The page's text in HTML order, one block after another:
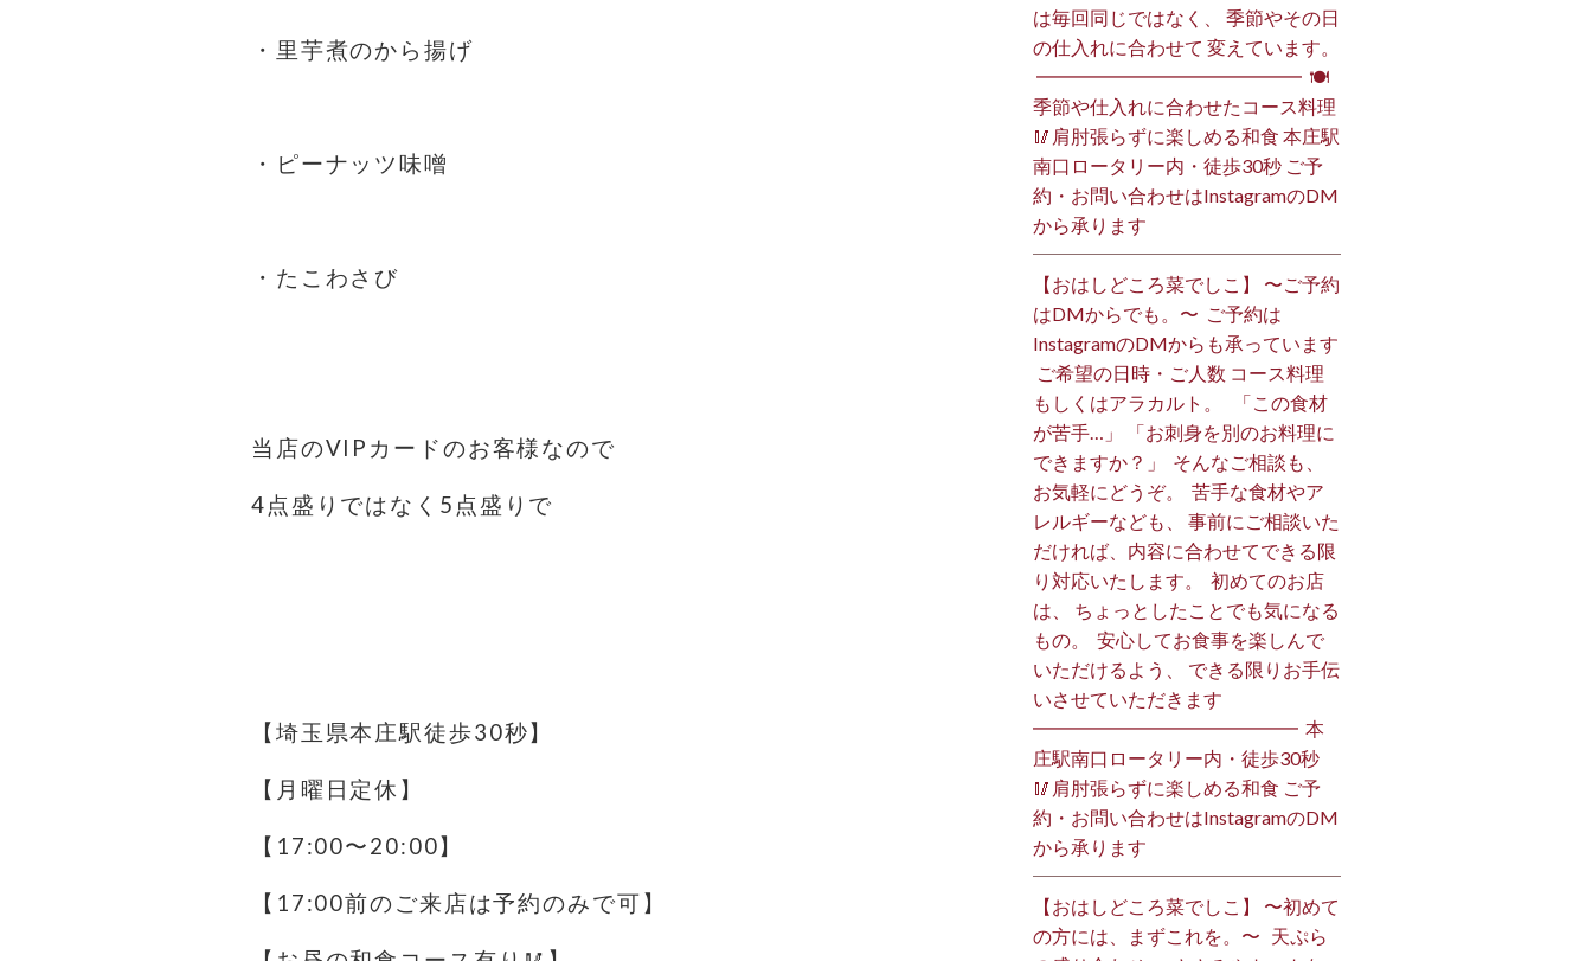
・里芋煮のから揚げ
・ピーナッツ味噌
・たこわさび
当店のVIPカードのお客様なので
4点盛りではなく5点盛りで
【埼玉県本庄駅徒歩30秒】
【月曜日定休】
【17:00〜20:00】
【17:00前のご来店は予約のみで可】
は毎回同じではなく、 季節やその日
の仕入れに合わせて 変えています。
⁡ ━━━━━━━━━━━━━━ ⁡ 🍽
季節や仕入れに合わせたコース料理
🥢肩肘張らずに楽しめる和食 本庄駅
南口ロータリー内・徒歩30秒 ご予
約・お問い合わせはInstagramのDM
から承ります ⁡
【おはしどころ菜でしこ】 〜ご予約
はDMからでも。〜 ⁡ ご予約は
InstagramのDMからも承っています
⁡ ご希望の日時・ご人数 コース料理
もしくはアラカルト。 ⁡ ⁡ 「この食材
が苦手…」 「お刺身を別のお料理に
できますか？」 ⁡ そんなご相談も、
お気軽にどうぞ。 ⁡ 苦手な食材やア
レルギーなども、 事前にご相談いた
だければ、内容に合わせてできる限
り対応いたします。 ⁡ 初めてのお店
は、 ちょっとしたことでも気になる
もの。 ⁡ 安心してお食事を楽しんで
いただけるよう、 できる限りお手伝
いさせていただきます️ ⁡
━━━━━━━━━━━━━━ ⁡ 本
庄駅南口ロータリー内・徒歩30秒
🥢肩肘張らずに楽しめる和食 ご予
約・お問い合わせはInstagramのDM
から承ります ⁡
【おはしどころ菜でしこ】 〜初めて
の方には、まずこれを。〜 ⁡ ⁡ 天ぷら